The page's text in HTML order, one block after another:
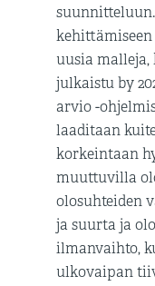
uusia malleja,
julkaistu by
arvio -
laaditaan
korkeintaan
muuttuvilla
olosuhteiden
ja suurta ja
ilmanvaihto,
ulkovaipan